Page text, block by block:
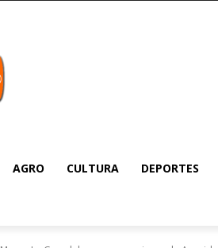
AGRO CULTURA DEPORTES